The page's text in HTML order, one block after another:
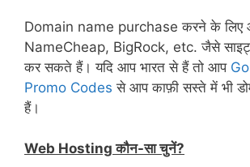
Domain name purchase करने के लिए
NameCheap, BigRock, etc. जैसे
कर सकते हैं। यदि आप भारत से हैं तो आप
Promo Codes से आप काफ़ी सस्ते में भी
हैं।
Web Hosting कौन-सा चुनें?